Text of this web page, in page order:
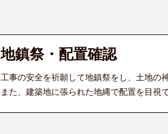
地鎮祭・配置確認
工事の安全を祈願して地鎮祭をし、土地の
また、建築地に張られた地縄で配置を目視